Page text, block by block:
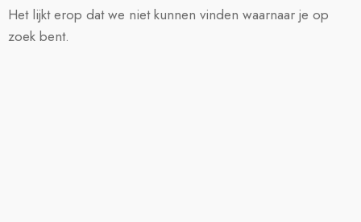
Het lijkt erop dat we niet kunnen vinden waarnaar je op
zoek bent.